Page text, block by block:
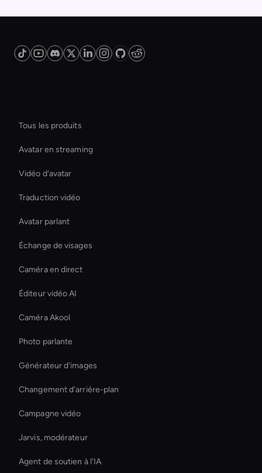
Tous les produits
Avatar en streaming
Vidéo d'avatar
Traduction vidéo
Avatar parlant
Échange de visages
Caméra en direct
Éditeur vidéo AI
Caméra Akool
Photo parlante
Générateur d'images
Changement d'arrière-plan
Campagne vidéo
Jarvis, modérateur
Agent de soutien à l'IA